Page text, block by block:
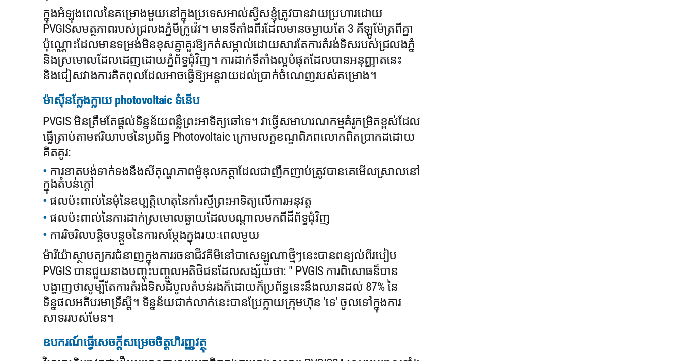
ក្នុងអំឡុងពេលនៃគម្រោងមួយនៅក្នុងប្រទេសអាល់ស្វីសខ្ញុំត្រូវបានវាយប្រហារដោយ
PVGISសមត្ថភាពរបស់ជ្រលងភ្នំមីក្រូវ៉េវ។ មានទីតាំងពីរដែលមានចម្ងាយតែ 3 គីឡូម៉ែត្រពីគ្នា
ប៉ុណ្ណោះដែលមានទម្រង់មិនខុសគ្នាគួរឱ្យកត់សម្គាល់ដោយសារតែការតំរង់ទិសរបស់ជ្រលងភ្នំ
និងស្រមោលដែលដេញដោយភ្នំព័ទ្ធជុំវិញ។ ការដាក់ទីតាំងល្អបំផុតដែលបានអនុញ្ញាតនេះ
និងជៀសវាងការគិតពុលដែលអាចធ្វើឱ្យអន្តរាយដល់ប្រាក់ចំណេញរបស់គម្រោង។
ម៉ាស៊ីនក្លែងក្លាយ photovoltaic ទំនើប
PVGIS មិនត្រឹមតែផ្តល់ទិន្នន័យពន្លឺព្រះអាទិត្យឆៅទេ។ វាធ្វើសមាហរណកម្មគំរូកម្រិតខ្ពស់ដែល
ធ្វើត្រាប់តាមឥរិយាបថនៃប្រព័ន្ធ Photovoltaic ក្រោមលក្ខខណ្ឌពិភពលោកពិតប្រាកដដោយ
គិតគូរ:
ការខាតបង់ទាក់ទងនឹងសីតុណ្ហភាពម៉ូឌុលកត្តាដែលជាញឹកញាប់ត្រូវបានគេមើលស្រាលនៅ
ក្នុងតំបន់ក្តៅ
ផលប៉ះពាល់នៃមុំនៃឧប្បត្តិហេតុនៃកាំរស្មីព្រះអាទិត្យលើការអនុវត្ត
ផលប៉ះពាល់នៃការដាក់ស្រមោលឆ្ងាយដែលបណ្តាលមកពីដីព័ទ្ធជុំវិញ
ការរិចរិលបន្តិចបន្តួចនៃការសម្តែងក្នុងរយៈពេលមួយ
ម៉ារីយ៉ាស្ថាបត្យករជំនាញក្នុងការរចនាជីវគីមីនៅបាសេឡូណាថ្មីៗនេះបានពន្យល់ពីរបៀប
PVGIS បានជួយនាងបញ្ចុះបញ្ចូលអតិថិជនដែលសង្ស័យថា: " PVGIS ការពិសោធន៏បាន
បង្ហាញថាសូម្បីតែការតំរង់ទិសដំបូលតំបន់រងក៏ដោយក៏ប្រព័ន្ធនេះនឹងឈានដល់ 87% នៃ
ទិន្នផលអតិបរមាទ្រឹស្តី។ ទិន្នន័យជាក់លាក់នេះបានប្រែក្លាយក្រុមហ៊ុន 'ទេ' ចូលទៅក្នុងការ
សាទររបស់មែន។
ឧបករណ៍ធ្វើសេចក្តីសម្រេចចិត្តហិរញ្ញវត្ថុ